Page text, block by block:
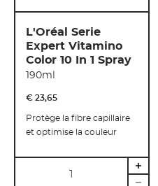
L'Oréal Serie
Expert Vitamino
Color 10 In 1 Spray
190ml
€ 23,65
Protège la fibre capillaire
et optimise la couleur